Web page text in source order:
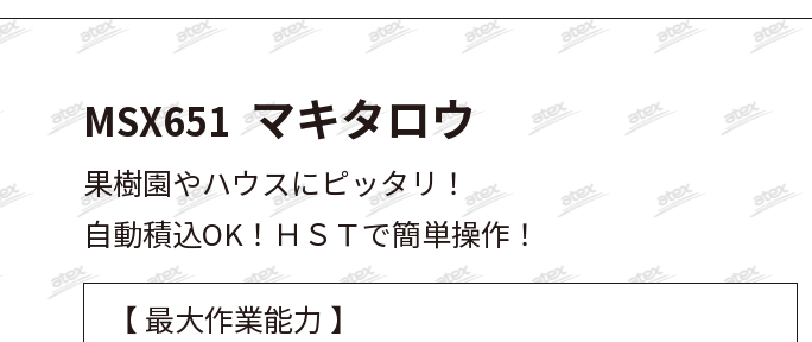
MSX651 マキタロウ
果樹園やハウスにピッタリ！
自動積込OK！ＨＳＴで簡単操作！
【 最大作業能力 】